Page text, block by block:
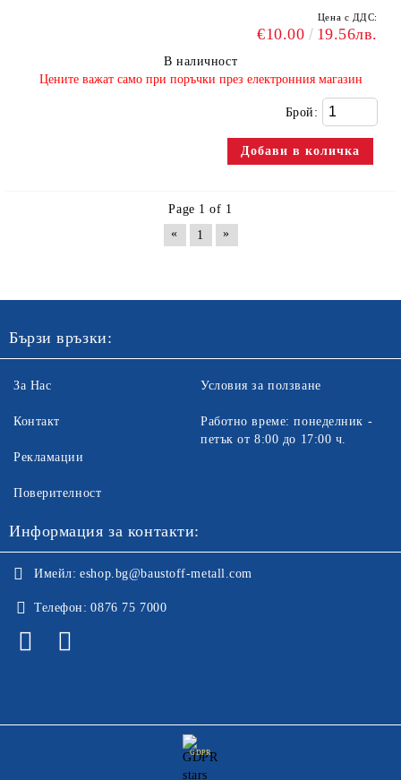
Цена с ДДС:
€10.00 19.56лв.
В наличност
​Цените важат само при поръчки през електронния магазин
Брой:
Page 1 of 1
«
1 »
Бързи връзки:
За Нас
Контакт
Рекламации
Поверителност
Условия за ползване
Работно време: понеделник -
петък от 8:00 до 17:00 ч.
Информация за контакти:
Имейл: eshop.bg@baustoff-metall.com
Телефон: 0876 75 7000
GDPR